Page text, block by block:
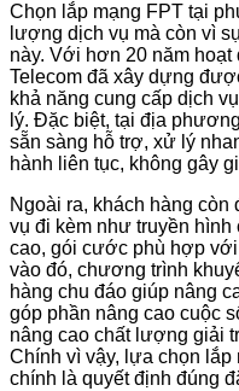
Chọn lắp mạng FPT tại
lượng dịch vụ mà còn vì
này. Với hơn 20 năm
Telecom đã xây dựng
khả năng cung cấp dịch
lý. Đặc biệt, tại địa
sẵn sàng hỗ trợ, xử lý
hành liên tục, không gây
Ngoài ra, khách hàng
vụ đi kèm như truyền hình
cao, gói cước phù hợp
vào đó, chương trình
hàng chu đáo giúp nâng
góp phần nâng cao cuộc
nâng cao chất lượng giải
Chính vì vậy, lựa chọn
chính là quyết định đúng